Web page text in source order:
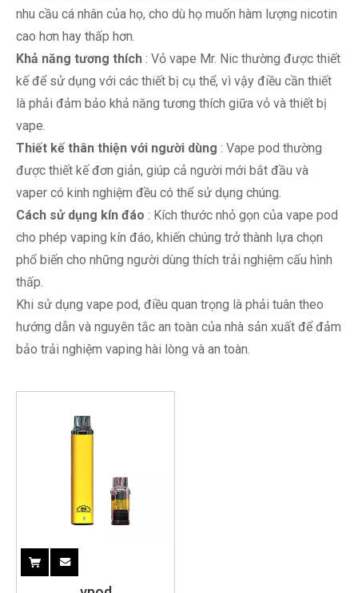
nhu cầu cá nhân của họ, cho dù họ muốn hàm lượng nicotin
cao hơn hay thấp hơn.
Khả năng tương thích : Vỏ vape Mr. Nic thường được thiết
kế để sử dụng với các thiết bị cụ thể, vì vậy điều cần thiết
là phải đảm bảo khả năng tương thích giữa vỏ và thiết bị
vape.
Thiết kế thân thiện với người dùng : Vape pod thường
được thiết kế đơn giản, giúp cả người mới bắt đầu và
vaper có kinh nghiệm đều có thể sử dụng chúng.
Cách sử dụng kín đáo : Kích thước nhỏ gọn của vape pod
cho phép vaping kín đáo, khiến chúng trở thành lựa chọn
phổ biến cho những người dùng thích trải nghiệm cấu hình
thấp.
Khi sử dụng vape pod, điều quan trọng là phải tuân theo
hướng dẫn và nguyên tắc an toàn của nhà sản xuất để đảm
bảo trải nghiệm vaping hài lòng và an toàn.